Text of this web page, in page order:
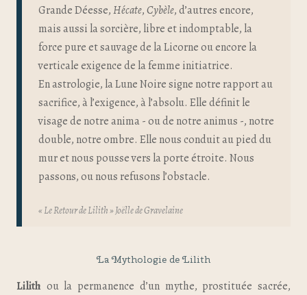
Grande Déesse,Hécate,Cybèle, d’autres encore,
mais aussi la sorcière, libre et indomptable, la
force pure et sauvage de la Licorne ou encore la
verticale exigence de la femme initiatrice.
En astrologie, la Lune Noire signe notre rapport au
sacrifice, à l’exigence, à l’absolu. Elle définit le
visage de notre anima - ou de notre animus -, notre
double, notre ombre. Elle nous conduit au pied du
mur et nous pousse vers la porte étroite. Nous
passons, ou nous refusons l’obstacle.
« Le Retour de Lilith » Joëlle de Gravelaine
La Mythologie de Lilith
Lilith ou la permanence d’un mythe, prostituée sacrée,